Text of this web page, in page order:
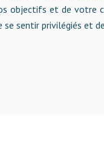
objectifs et de votre
se sentir privilégiés et